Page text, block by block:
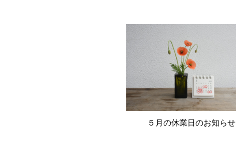
５月の休業日のお知らせ